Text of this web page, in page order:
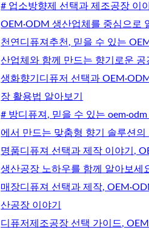
# 업소방향제 선택과 제조공장 이
OEM·ODM 생산업체를 중심으로
천연디퓨져추천, 믿을 수 있는
산업체와 함께 만드는 향기로운 공
생화향기디퓨저 선택과
장 활용법 알아보기
# 방디퓨져, 믿을 수 있는
에서 만드는 맞춤형 향기 솔루션의
명품디퓨져 선택과 제작 이야기,
생산공장 노하우를 함께 알아보세
매장디퓨져 선택과 제작,
산공장 이야기
디퓨저제조공장 선택 가이드,